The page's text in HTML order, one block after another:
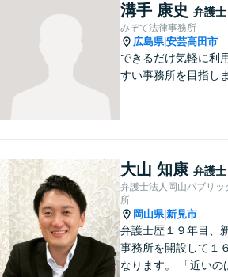
溝手 康史 弁護士
みぞて法律事務所
広島県|安芸高田市
できるだけ気軽に利
すい事務所を目指し
大山 知康 弁護士
弁護士法人岡山パブリ
所
岡山県|新見市
弁護士歴１９年目、
事務所を開設して１
なります。 「近いの